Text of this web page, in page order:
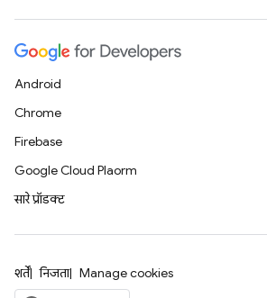
Android
Chrome
Firebase
Google Cloud Platform
सारे प्रॉडक्ट
शर्तें निजता Manage cookies